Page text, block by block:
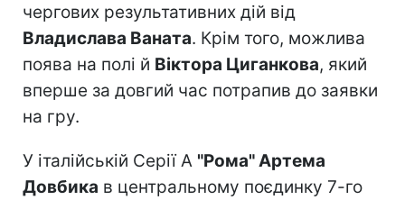
чергових результативних дій від
Владислава Ваната. Крім того, можлива
поява на полі й Віктора Циганкова, який
вперше за довгий час потрапив до заявки
на гру.
У італійській Серії А "Рома" Артема
Довбика в центральному поєдинку 7-го